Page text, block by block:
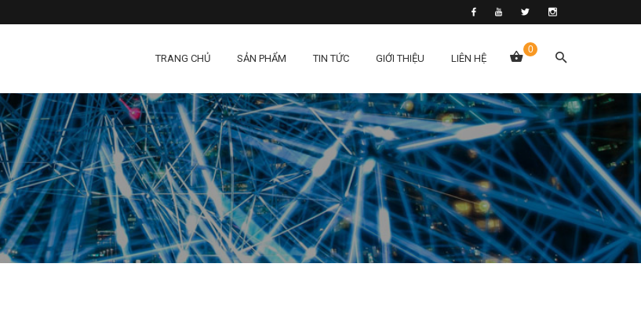
TRANG CHỦ SẢN PHẨM TIN TỨC GIỚI THIỆU LIÊN HỆ
0